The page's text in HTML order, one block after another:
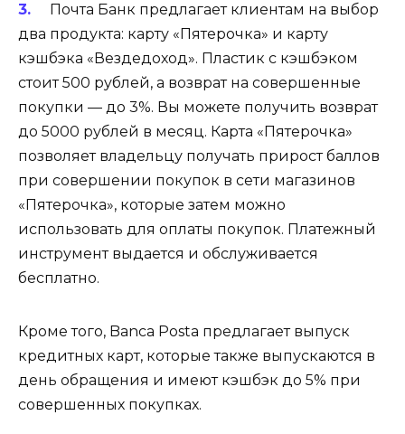
Почта Банк предлагает клиентам на выбор
два продукта: карту «Пятерочка» и карту
кэшбэка «Вездедоход». Пластик с кэшбэком
стоит 500 рублей, а возврат на совершенные
покупки — до 3%. Вы можете получить возврат
до 5000 рублей в месяц. Карта «Пятерочка»
позволяет владельцу получать прирост баллов
при совершении покупок в сети магазинов
«Пятерочка», которые затем можно
использовать для оплаты покупок. Платежный
инструмент выдается и обслуживается
бесплатно.
Кроме того, Banca Posta предлагает выпуск
кредитных карт, которые также выпускаются в
день обращения и имеют кэшбэк до 5% при
совершенных покупках.